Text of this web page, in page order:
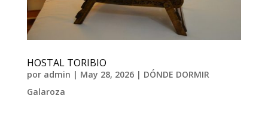
HOSTAL TORIBIO
por admin | May 28, 2026| DÓNDE DORMIR
Galaroza